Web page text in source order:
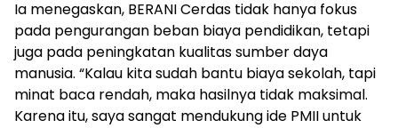
Ia menegaskan, BERANI Cerdas tidak hanya fokus
pada pengurangan beban biaya pendidikan, tetapi
juga pada peningkatan kualitas sumber daya
manusia. “Kalau kita sudah bantu biaya sekolah, tapi
minat baca rendah, maka hasilnya tidak maksimal.
Karena itu, saya sangat mendukung ide PMII untuk